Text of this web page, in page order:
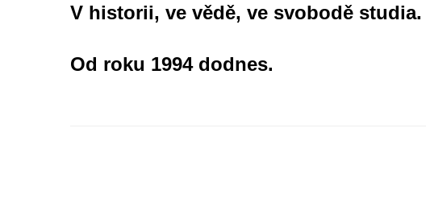
V historii, ve vědě, ve svobodě studia.
Od roku 1994 dodnes.